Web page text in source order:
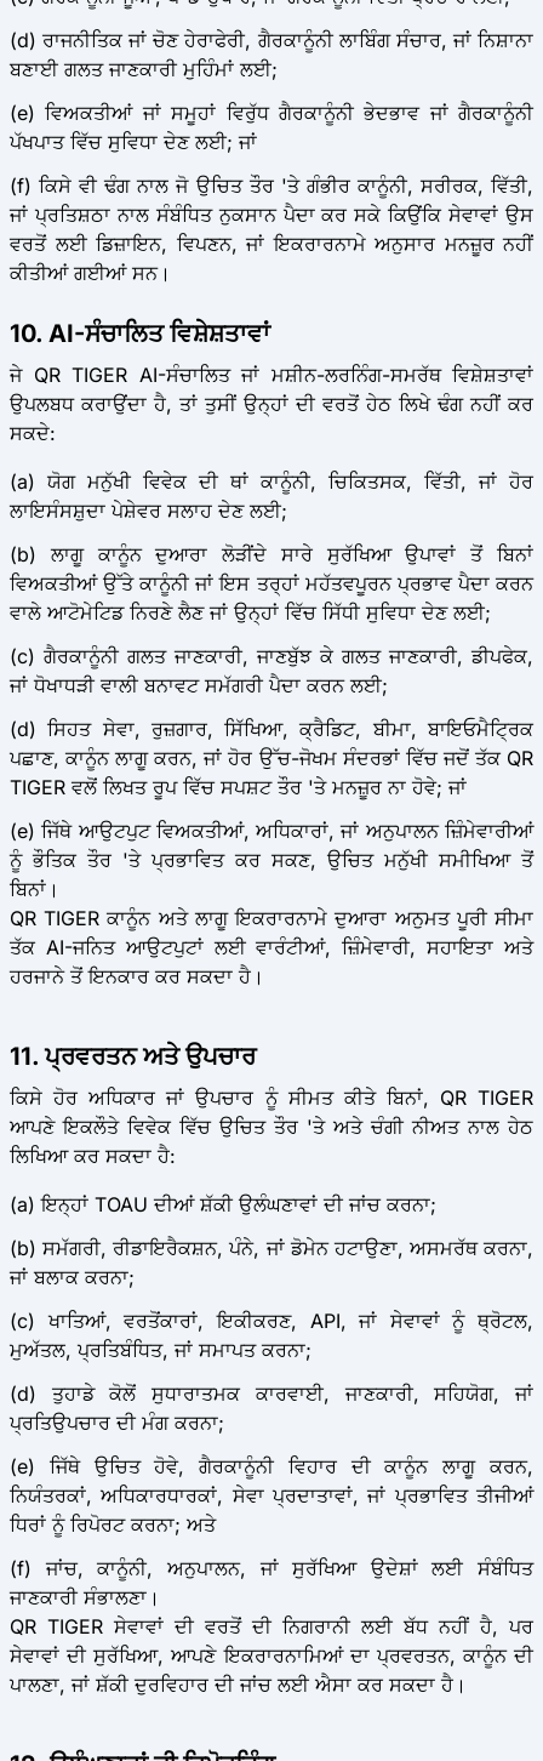
(d) ਰਾਜਨੀਤਿਕ ਜਾਂ ਚੋਣ ਹੇਰਾਫੇਰੀ, ਗੈਰਕਾਨੂੰਨੀ ਲਾਬਿੰਗ ਸੰਚਾਰ, ਜਾਂ ਨਿਸ਼ਾਨਾ
ਬਣਾਈ ਗਲਤ ਜਾਣਕਾਰੀ ਮੁਹਿੰਮਾਂ ਲਈ;
(e) ਵਿਅਕਤੀਆਂ ਜਾਂ ਸਮੂਹਾਂ ਵਿਰੁੱਧ ਗੈਰਕਾਨੂੰਨੀ ਭੇਦਭਾਵ ਜਾਂ ਗੈਰਕਾਨੂੰਨੀ
ਪੱਖਪਾਤ ਵਿੱਚ ਸੁਵਿਧਾ ਦੇਣ ਲਈ; ਜਾਂ
(f) ਕਿਸੇ ਵੀ ਢੰਗ ਨਾਲ ਜੋ ਉਚਿਤ ਤੌਰ 'ਤੇ ਗੰਭੀਰ ਕਾਨੂੰਨੀ, ਸਰੀਰਕ, ਵਿੱਤੀ,
ਜਾਂ ਪ੍ਰਤਿਸ਼ਠਾ ਨਾਲ ਸੰਬੰਧਿਤ ਨੁਕਸਾਨ ਪੈਦਾ ਕਰ ਸਕੇ ਕਿਉਂਕਿ ਸੇਵਾਵਾਂ ਉਸ
ਵਰਤੋਂ ਲਈ ਡਿਜ਼ਾਇਨ, ਵਿਪਣਨ, ਜਾਂ ਇਕਰਾਰਨਾਮੇ ਅਨੁਸਾਰ ਮਨਜ਼ੂਰ ਨਹੀਂ
ਕੀਤੀਆਂ ਗਈਆਂ ਸਨ।
10. AI-ਸੰਚਾਲਿਤ ਵਿਸ਼ੇਸ਼ਤਾਵਾਂ
ਜੇ QR TIGER AI-ਸੰਚਾਲਿਤ ਜਾਂ ਮਸ਼ੀਨ-ਲਰਨਿੰਗ-ਸਮਰੱਥ ਵਿਸ਼ੇਸ਼ਤਾਵਾਂ
ਉਪਲਬਧ ਕਰਾਉਂਦਾ ਹੈ, ਤਾਂ ਤੁਸੀਂ ਉਨ੍ਹਾਂ ਦੀ ਵਰਤੋਂ ਹੇਠ ਲਿਖੇ ਢੰਗ ਨਹੀਂ ਕਰ
ਸਕਦੇ:
(a) ਯੋਗ ਮਨੁੱਖੀ ਵਿਵੇਕ ਦੀ ਥਾਂ ਕਾਨੂੰਨੀ, ਚਿਕਿਤਸਕ, ਵਿੱਤੀ, ਜਾਂ ਹੋਰ
ਲਾਇਸੰਸਸ਼ੁਦਾ ਪੇਸ਼ੇਵਰ ਸਲਾਹ ਦੇਣ ਲਈ;
(b) ਲਾਗੂ ਕਾਨੂੰਨ ਦੁਆਰਾ ਲੋੜੀਂਦੇ ਸਾਰੇ ਸੁਰੱਖਿਆ ਉਪਾਵਾਂ ਤੋਂ ਬਿਨਾਂ
ਵਿਅਕਤੀਆਂ ਉੱਤੇ ਕਾਨੂੰਨੀ ਜਾਂ ਇਸ ਤਰ੍ਹਾਂ ਮਹੱਤਵਪੂਰਨ ਪ੍ਰਭਾਵ ਪੈਦਾ ਕਰਨ
ਵਾਲੇ ਆਟੋਮੇਟਿਡ ਨਿਰਣੇ ਲੈਣ ਜਾਂ ਉਨ੍ਹਾਂ ਵਿੱਚ ਸਿੱਧੀ ਸੁਵਿਧਾ ਦੇਣ ਲਈ;
(c) ਗੈਰਕਾਨੂੰਨੀ ਗਲਤ ਜਾਣਕਾਰੀ, ਜਾਣਬੁੱਝ ਕੇ ਗਲਤ ਜਾਣਕਾਰੀ, ਡੀਪਫੇਕ,
ਜਾਂ ਧੋਖਾਧੜੀ ਵਾਲੀ ਬਨਾਵਟ ਸਮੱਗਰੀ ਪੈਦਾ ਕਰਨ ਲਈ;
(d) ਸਿਹਤ ਸੇਵਾ, ਰੁਜ਼ਗਾਰ, ਸਿੱਖਿਆ, ਕ੍ਰੈਡਿਟ, ਬੀਮਾ, ਬਾਇਓਮੈਟ੍ਰਿਕ
ਪਛਾਣ, ਕਾਨੂੰਨ ਲਾਗੂ ਕਰਨ, ਜਾਂ ਹੋਰ ਉੱਚ-ਜੋਖਮ ਸੰਦਰਭਾਂ ਵਿੱਚ ਜਦੋਂ ਤੱਕ QR
TIGER ਵਲੋਂ ਲਿਖਤ ਰੂਪ ਵਿੱਚ ਸਪਸ਼ਟ ਤੌਰ 'ਤੇ ਮਨਜ਼ੂਰ ਨਾ ਹੋਵੇ; ਜਾਂ
(e) ਜਿੱਥੇ ਆਉਟਪੁਟ ਵਿਅਕਤੀਆਂ, ਅਧਿਕਾਰਾਂ, ਜਾਂ ਅਨੁਪਾਲਨ ਜ਼ਿੰਮੇਵਾਰੀਆਂ
ਨੂੰ ਭੌਤਿਕ ਤੌਰ 'ਤੇ ਪ੍ਰਭਾਵਿਤ ਕਰ ਸਕਣ, ਉਚਿਤ ਮਨੁੱਖੀ ਸਮੀਖਿਆ ਤੋਂ
ਬਿਨਾਂ।
QR TIGER ਕਾਨੂੰਨ ਅਤੇ ਲਾਗੂ ਇਕਰਾਰਨਾਮੇ ਦੁਆਰਾ ਅਨੁਮਤ ਪੂਰੀ ਸੀਮਾ
ਤੱਕ AI-ਜਨਿਤ ਆਉਟਪੁਟਾਂ ਲਈ ਵਾਰੰਟੀਆਂ, ਜ਼ਿੰਮੇਵਾਰੀ, ਸਹਾਇਤਾ ਅਤੇ
ਹਰਜਾਨੇ ਤੋਂ ਇਨਕਾਰ ਕਰ ਸਕਦਾ ਹੈ।
11. ਪ੍ਰਵਰਤਨ ਅਤੇ ਉਪਚਾਰ
ਕਿਸੇ ਹੋਰ ਅਧਿਕਾਰ ਜਾਂ ਉਪਚਾਰ ਨੂੰ ਸੀਮਤ ਕੀਤੇ ਬਿਨਾਂ, QR TIGER
ਆਪਣੇ ਇਕਲੌਤੇ ਵਿਵੇਕ ਵਿੱਚ ਉਚਿਤ ਤੌਰ 'ਤੇ ਅਤੇ ਚੰਗੀ ਨੀਅਤ ਨਾਲ ਹੇਠ
ਲਿਖਿਆ ਕਰ ਸਕਦਾ ਹੈ:
(a) ਇਨ੍ਹਾਂ TOAU ਦੀਆਂ ਸ਼ੱਕੀ ਉਲੰਘਣਾਵਾਂ ਦੀ ਜਾਂਚ ਕਰਨਾ;
(b) ਸਮੱਗਰੀ, ਰੀਡਾਇਰੈਕਸ਼ਨ, ਪੰਨੇ, ਜਾਂ ਡੋਮੇਨ ਹਟਾਉਣਾ, ਅਸਮਰੱਥ ਕਰਨਾ,
ਜਾਂ ਬਲਾਕ ਕਰਨਾ;
(c) ਖਾਤਿਆਂ, ਵਰਤੋਂਕਾਰਾਂ, ਇਕੀਕਰਣ, API, ਜਾਂ ਸੇਵਾਵਾਂ ਨੂੰ ਥ੍ਰੋਟਲ,
ਮੁਅੱਤਲ, ਪ੍ਰਤਿਬੰਧਿਤ, ਜਾਂ ਸਮਾਪਤ ਕਰਨਾ;
(d) ਤੁਹਾਡੇ ਕੋਲੋਂ ਸੁਧਾਰਾਤਮਕ ਕਾਰਵਾਈ, ਜਾਣਕਾਰੀ, ਸਹਿਯੋਗ, ਜਾਂ
ਪ੍ਰਤਿਉਪਚਾਰ ਦੀ ਮੰਗ ਕਰਨਾ;
(e) ਜਿੱਥੇ ਉਚਿਤ ਹੋਵੇ, ਗੈਰਕਾਨੂੰਨੀ ਵਿਹਾਰ ਦੀ ਕਾਨੂੰਨ ਲਾਗੂ ਕਰਨ,
ਨਿਯੰਤਰਕਾਂ, ਅਧਿਕਾਰਧਾਰਕਾਂ, ਸੇਵਾ ਪ੍ਰਦਾਤਾਵਾਂ, ਜਾਂ ਪ੍ਰਭਾਵਿਤ ਤੀਜੀਆਂ
ਧਿਰਾਂ ਨੂੰ ਰਿਪੋਰਟ ਕਰਨਾ; ਅਤੇ
(f) ਜਾਂਚ, ਕਾਨੂੰਨੀ, ਅਨੁਪਾਲਨ, ਜਾਂ ਸੁਰੱਖਿਆ ਉਦੇਸ਼ਾਂ ਲਈ ਸੰਬੰਧਿਤ
ਜਾਣਕਾਰੀ ਸੰਭਾਲਣਾ।
QR TIGER ਸੇਵਾਵਾਂ ਦੀ ਵਰਤੋਂ ਦੀ ਨਿਗਰਾਨੀ ਲਈ ਬੱਧ ਨਹੀਂ ਹੈ, ਪਰ
ਸੇਵਾਵਾਂ ਦੀ ਸੁਰੱਖਿਆ, ਆਪਣੇ ਇਕਰਾਰਨਾਮਿਆਂ ਦਾ ਪ੍ਰਵਰਤਨ, ਕਾਨੂੰਨ ਦੀ
ਪਾਲਣਾ, ਜਾਂ ਸ਼ੱਕੀ ਦੁਰਵਿਹਾਰ ਦੀ ਜਾਂਚ ਲਈ ਐਸਾ ਕਰ ਸਕਦਾ ਹੈ।